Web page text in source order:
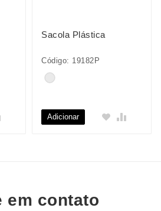
Sacola Plástica
Código: 19182P
Adicionar
em contato